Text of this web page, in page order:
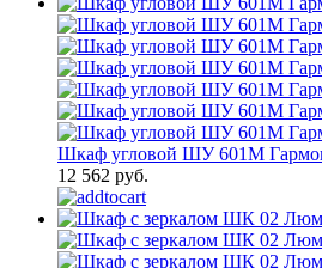
Шкаф угловой ШУ 601М
12 562 руб.